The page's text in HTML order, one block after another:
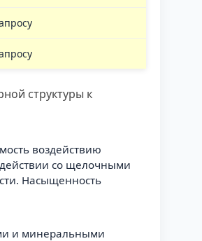
структуры к
воздействию
со щелочными
Насыщенность
и минеральными